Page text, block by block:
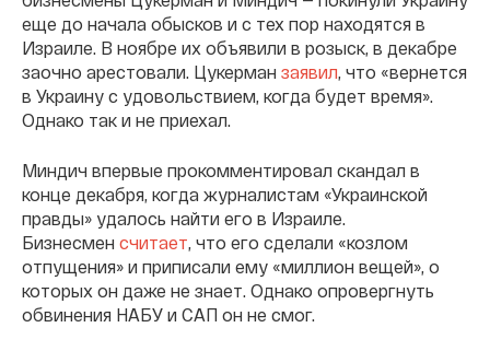
еще до начала обысков и с тех пор находятся в
Израиле. В ноябре их объявили в розыск, в декабре
заочно арестовали. Цукерман заявил , что «вернется
в Украину с удовольствием, когда будет время».
Однако так и не приехал.
Миндич впервые прокомментировал скандал в
конце декабря, когда журналистам «Украинской
правды» удалось найти его в Израиле.
Бизнесмен считает , что его сделали «козлом
отпущения» и приписали ему «миллион вещей», о
которых он даже не знает. Однако опровергнуть
обвинения НАБУ и САП он не смог.